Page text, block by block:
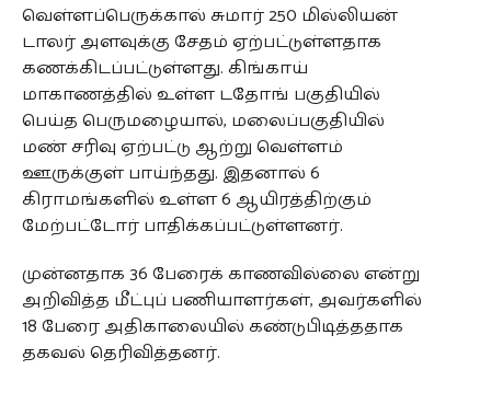
வெள்ளப்பெருக்கால் சுமார் 250 மில்லியன்
டாலர் அளவுக்கு சேதம் ஏற்பட்டுள்ளதாக
கணக்கிடப்பட்டுள்ளது. கிங்காய்
மாகாணத்தில் உள்ள டதோங் பகுதியில்
பெய்த பெருமழையால், மலைப்பகுதியில்
மண் சரிவு ஏற்பட்டு ஆற்று வெள்ளம்
ஊருக்குள் பாய்ந்தது. இதனால் 6
கிராமங்களில் உள்ள 6 ஆயிரத்திற்கும்
மேற்பட்டோர் பாதிக்கப்பட்டுள்ளனர்.
முன்னதாக 36 பேரைக் காணவில்லை என்று
அறிவித்த மீட்புப் பணியாளர்கள், அவர்களில்
18 பேரை அதிகாலையில் கண்டுபிடித்ததாக
தகவல் தெரிவித்தனர்.